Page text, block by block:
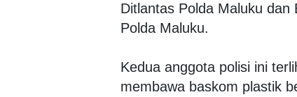
Ditlantas Polda Maluku dan
Polda Maluku.
Kedua anggota polisi ini
membawa baskom plastik